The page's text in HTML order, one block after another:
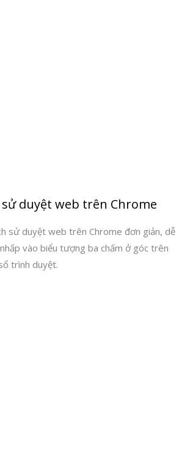
sử duyệt web trên Chrome
sử duyệt web trên Chrome đơn giản, dễ
vào biểu tượng ba chấm ở góc trên
trình duyệt.